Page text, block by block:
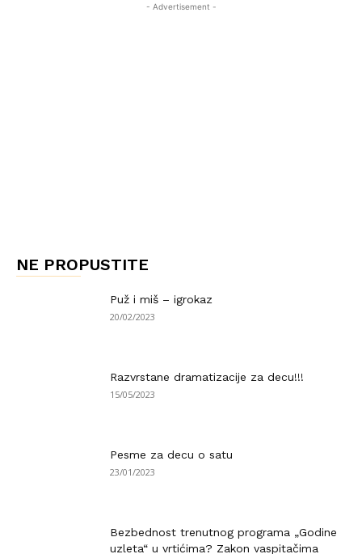
- Advertisement -
NE PROPUSTITE
Puž i miš – igrokaz
20/02/2023
Razvrstane dramatizacije za decu!!!
15/05/2023
Pesme za decu o satu
23/01/2023
Bezbednost trenutnog programa „Godine
uzleta“ u vrtićima? Zakon vaspitačima